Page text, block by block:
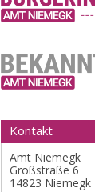
Kontakt
Amt Niemegk
Großstraße 6
14823 Niemegk